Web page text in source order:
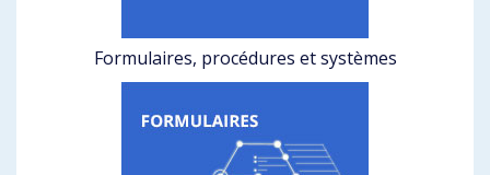
Formulaires, procédures et systèmes